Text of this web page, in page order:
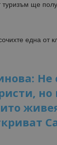
туризъм ще
една от
Не
но